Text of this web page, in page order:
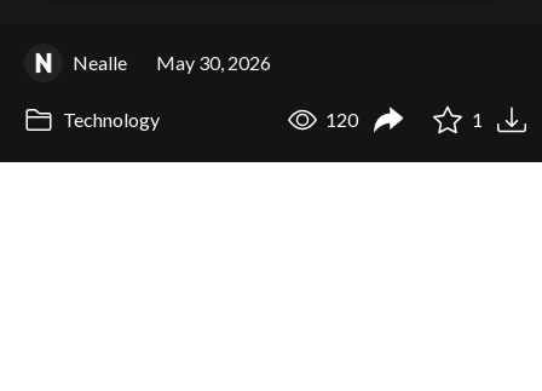
Nealle May 30, 2026
Technology 120 1